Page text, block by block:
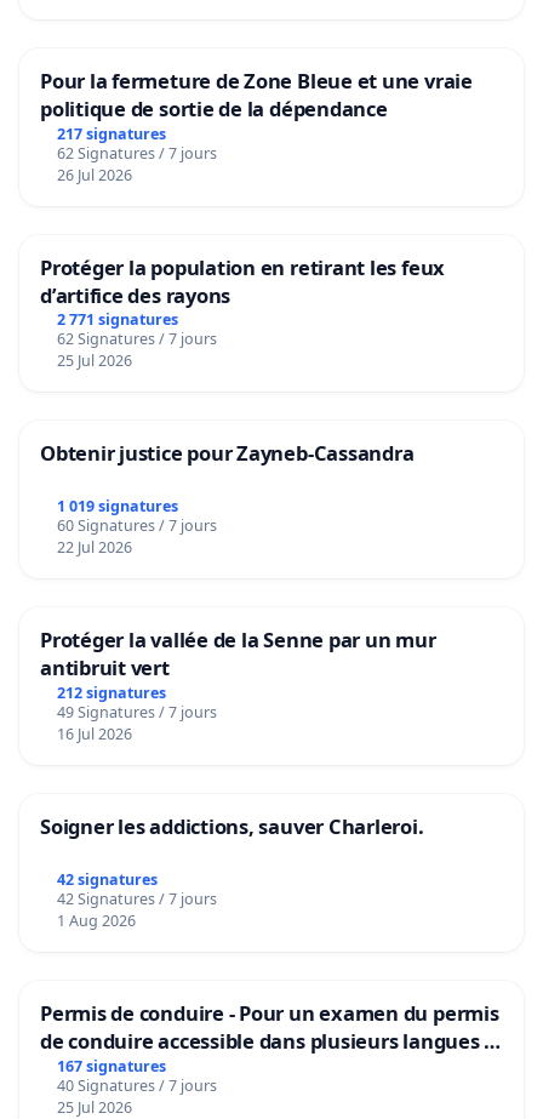
Pour la fermeture de Zone Bleue et une vraie
politique de sortie de la dépendance
217 signatures
62 Signatures / 7 jours
26 Jul 2026
Protéger la population en retirant les feux
d’artifice des rayons
2 771 signatures
62 Signatures / 7 jours
25 Jul 2026
Obtenir justice pour Zayneb-Cassandra
1 019 signatures
60 Signatures / 7 jours
22 Jul 2026
Protéger la vallée de la Senne par un mur
antibruit vert
212 signatures
49 Signatures / 7 jours
16 Jul 2026
Soigner les addictions, sauver Charleroi.
42 signatures
42 Signatures / 7 jours
1 Aug 2026
Permis de conduire - Pour un examen du permis
de conduire accessible dans plusieurs langues à
Bruxelles
167 signatures
40 Signatures / 7 jours
25 Jul 2026